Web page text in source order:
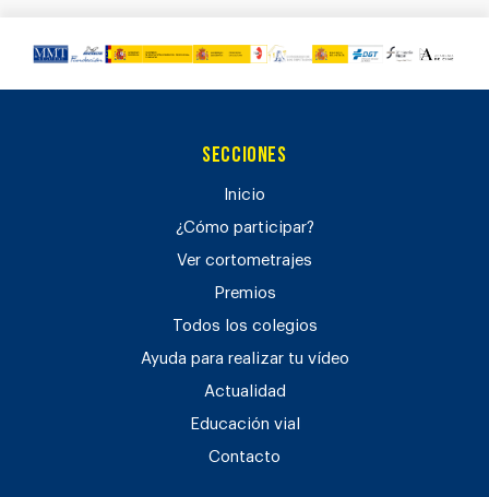
Secciones
Inicio
¿Cómo participar?
Ver cortometrajes
Premios
Todos los colegios
Ayuda para realizar tu vídeo
Actualidad
Educación vial
Contacto